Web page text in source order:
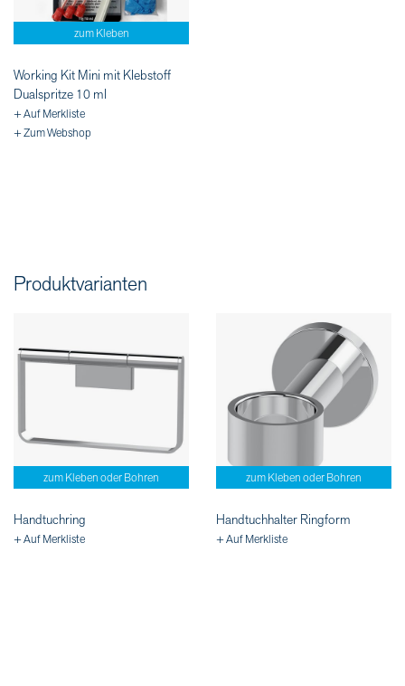
zum Kleben
Working Kit Mini mit Klebstoff
Dualspritze 10 ml
+ Auf Merkliste
+ Zum Webshop
Produktvarianten
zum Kleben oder Bohren
Handtuchring
+ Auf Merkliste
zum Kleben oder Bohren
Handtuchhalter Ringform
+ Auf Merkliste